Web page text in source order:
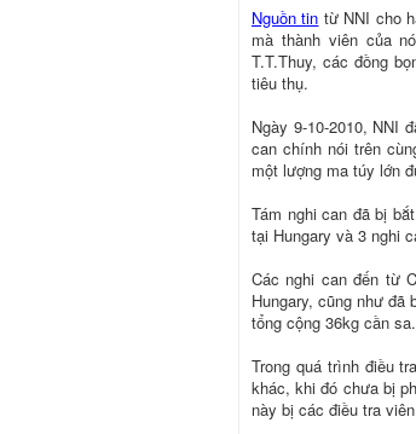
Nguồn tin từ NNI cho
mà thành viên của
T.T.Thuy, các đồng
tiêu thụ.
Ngày 9-10-2010, NNI
can chính nói trên
một lượng ma túy lớn
Tám nghi can đã bị
tại Hungary và 3 nghi
Các nghi can đến từ
Hungary, cũng như đã
tổng cộng 36kg cần sa.
Trong quá trình điều
khác, khi đó chưa bị
này bị các điều tra